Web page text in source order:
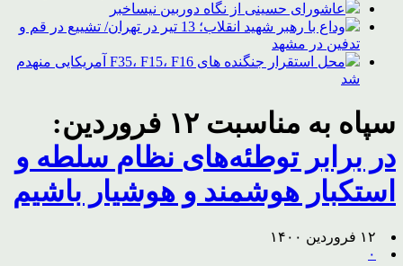
عاشورای حسینی از نگاه دوربین نیساخبر
وداع با رهبر شهید انقلاب؛ 13 تیر در تهران/ تشییع در قم و
تدفین در مشهد
محل استقرار جنگنده های F35، F15، F16 آمریکایی منهدم
شد
سپاه به مناسبت ۱۲ فروردین:‌
در برابر توطئه‌های نظام سلطه و
استکبار هوشمند و هوشیار باشیم
۱۲ فروردین ۱۴۰۰
۰